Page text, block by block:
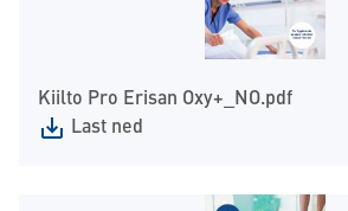
Kiilto Pro Erisan Oxy+_NO.pdf
Last ned